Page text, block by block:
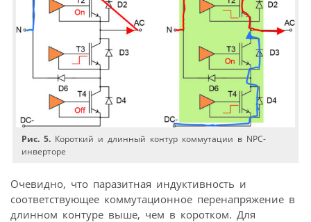
Рис. 5. Короткий и длинный контур коммутации в NPC-
инверторе
Очевидно, что паразитная индуктивность и
соответствующее коммутационное перенапряжение в
длинном контуре выше, чем в коротком. Для